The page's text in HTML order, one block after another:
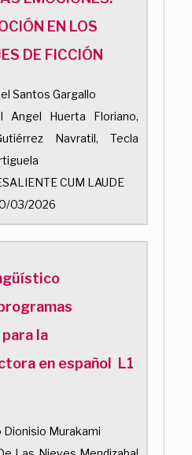
EN LOS
DE FICCIÓN
Santos Gargallo
Angel Huerta Floriano,
Navratil, Tecla
CUM LAUDE
03/2026
la
en español L1
Dionisio Murakami